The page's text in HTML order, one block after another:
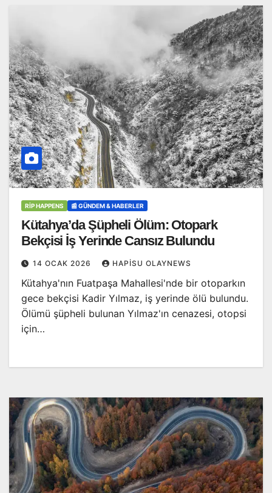
RİP HAPPENS 📰 GÜNDEM & HABERLER
Kütahya’da Şüpheli Ölüm: Otopark
Bekçisi İş Yerinde Cansız Bulundu
14 OCAK 2026 HAPISU OLAYNEWS
Kütahya'nın Fuatpaşa Mahallesi'nde bir otoparkın
gece bekçisi Kadir Yılmaz, iş yerinde ölü bulundu.
Ölümü şüpheli bulunan Yılmaz'ın cenazesi, otopsi
için…